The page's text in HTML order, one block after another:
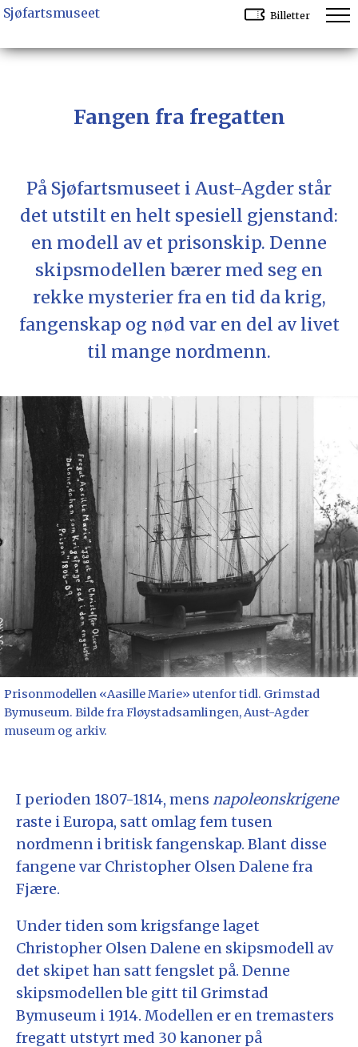
Sjøfartsmuseet Billetter
Fangen fra fregatten
På Sjøfartsmuseet i Aust-Agder står
det utstilt en helt spesiell gjenstand:
en modell av et prisonskip. Denne
skipsmodellen bærer med seg en
rekke mysterier fra en tid da krig,
fangenskap og nød var en del av livet
til mange nordmenn.
Prisonmodellen «Aasille Marie» utenfor tidl. Grimstad
Bymuseum. Bilde fra Fløystadsamlingen, Aust-Agder
museum og arkiv.
I perioden 1807-1814, mens napoleonskrigene
raste i Europa, satt omlag fem tusen
nordmenn i britisk fangenskap. Blant disse
fangene var Christopher Olsen Dalene fra
Fjære.
Under tiden som krigsfange laget
Christopher Olsen Dalene en skipsmodell av
det skipet han satt fengslet på. Denne
skipsmodellen ble gitt til Grimstad
Bymuseum i 1914. Modellen er en tremasters
fregatt utstyrt med 30 kanoner på